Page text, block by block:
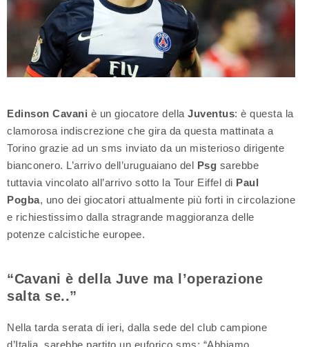
Edinson Cavani è un giocatore della Juventus: è questa la
clamorosa indiscrezione che gira da questa mattinata a
Torino grazie ad un sms inviato da un misterioso dirigente
bianconero. L’arrivo dell’uruguaiano del
Psg sarebbe
tuttavia vincolato all’arrivo sotto la Tour Eiffel di Paul
Pogba, uno dei giocatori attualmente più forti in circolazione
e richiestissimo dalla stragrande maggioranza delle
potenze calcistiche europee.
“Cavani è della Juve ma l’operazione
salta se..”
Nella tarda serata di ieri, dalla sede del club campione